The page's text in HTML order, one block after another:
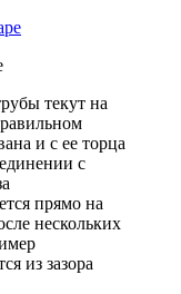
текут на
и с ее торца
с
прямо на
нескольких
из зазора